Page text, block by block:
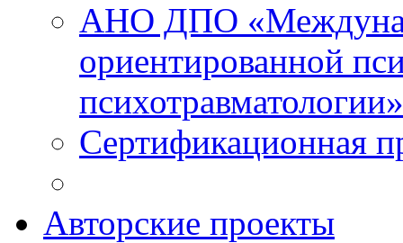
АНО ДПО
ориентированной
Сертификационная
Авторские проекты